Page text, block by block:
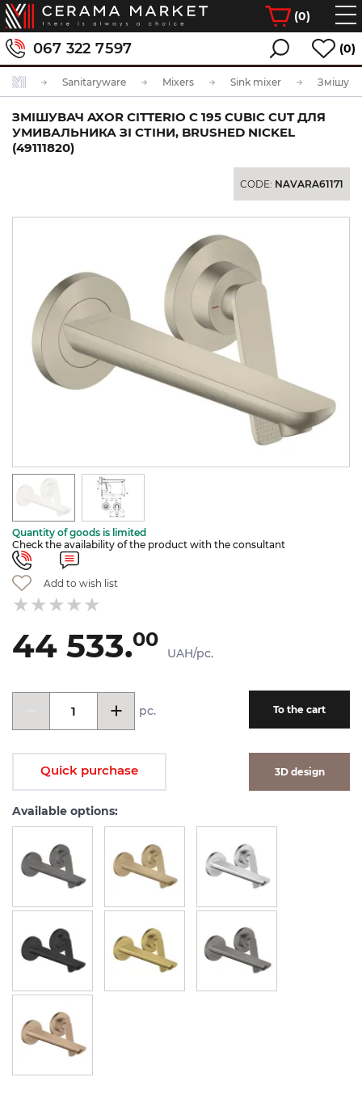
(0)
067 322 7597 (0)
Sanitaryware Mixers Sink mixer
ЗМІШУВАЧ AXOR CITTERIO C 195 CUBIC CUT ДЛЯ
УМИВАЛЬНИКА ЗІ СТІНИ, BRUSHED NICKEL
(49111820)
CODE: NAVARA61171
Quantity of goods is limited
Check the availability of the product with the consultant
Add to wish list
44 533.00
UAH/pc.
pc. To the cart
Quick purchase 3D design
Available options: